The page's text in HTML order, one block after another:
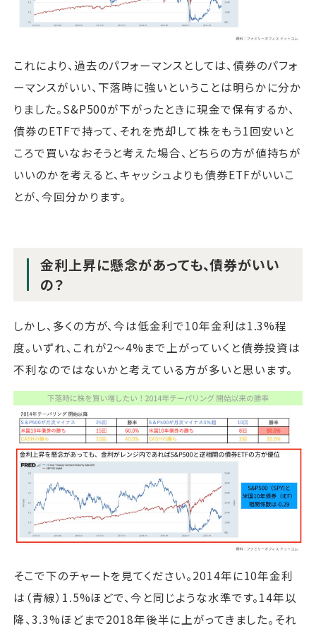
これにより、過去のパフォーマンスとしては、債券のパフォ
ーマンスがいい、下落時に強いということは明らかに分か
りました。S&P500が下がったときに現金で保有するか、
債券のETFで持って、それを売却して株をもう1回安いと
ころで買いなおそうと考えた場合、どちらの方が値持ちが
いいのかを考えると、キャッシュよりも債券ETFがいいこ
とが、今回分かります。
金利上昇に懸念があっても、債券がいい
の？
しかし、多くの方が、今は低金利で10年金利は1.3%程
度。いずれ、これが2～4%まで上がっていくと債券投資は
不利なのではないかと考えている方が多いと思います。
そこで下のチャートを見てください。2014年に10年金利
は（青線）1.5%ほどで、今と同じような水準です。14年以
降、3.3%ほどまで2018年後半に上がってきました。それ